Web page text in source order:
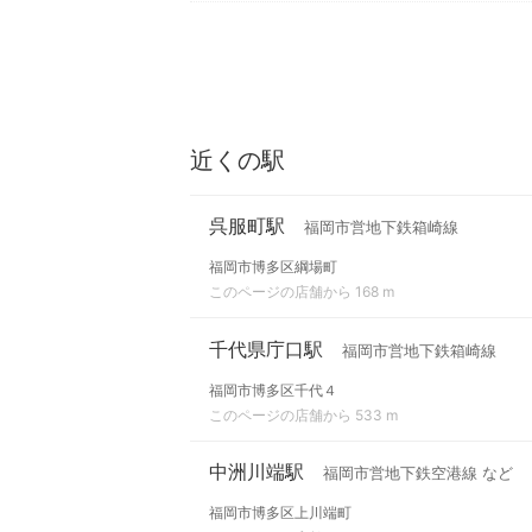
近くの駅
呉服町駅 福岡市営地下鉄箱崎線
福岡市博多区綱場町
このページの店舗から 168 m
千代県庁口駅 福岡市営地下鉄箱崎線
福岡市博多区千代４
このページの店舗から 533 m
中洲川端駅 福岡市営地下鉄空港線 など
福岡市博多区上川端町